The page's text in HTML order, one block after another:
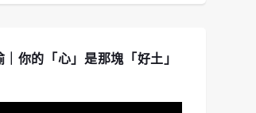
你的「心」是那塊「好土」